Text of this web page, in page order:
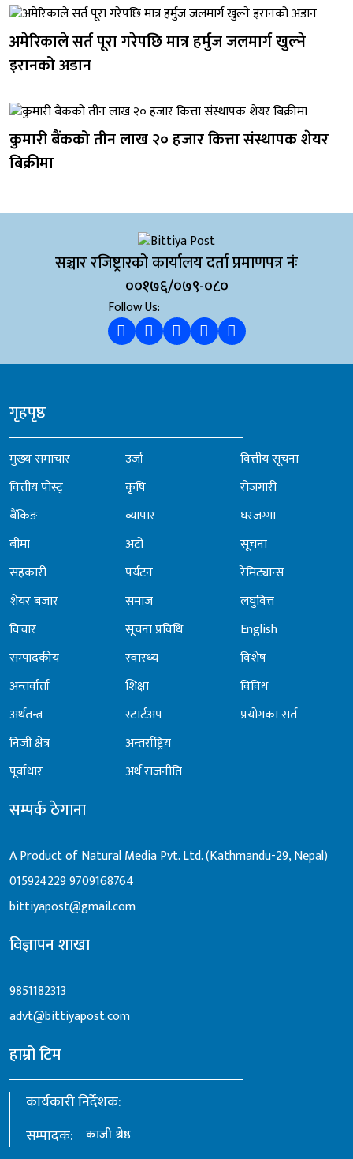
अमेरिकाले सर्त पूरा गरेपछि मात्र हर्मुज जलमार्ग खुल्ने
इरानको अडान
कुमारी बैंकको तीन लाख २० हजार कित्ता संस्थापक शेयर
बिक्रीमा
सञ्चार रजिष्ट्रारको कार्यालय दर्ता प्रमाणपत्र नंः
००१७६/०७९-०८०
Follow Us:
गृहपृष्ठ
मुख्य समाचार
वित्तीय पोस्ट्
बैंकिङ
बीमा
सहकारी
शेयर बजार
विचार
सम्पादकीय
अन्तर्वार्ता
अर्थतन्त्र
निजी क्षेत्र
पूर्वाधार
उर्जा
कृषि
व्यापार
अटो
पर्यटन
समाज
सूचना प्रविधि
स्वास्थ्य
शिक्षा
स्टार्टअप
अन्तर्राष्ट्रिय
अर्थ राजनीति
वित्तीय सूचना
रोजगारी
घरजग्गा
सूचना
रेमिट्यान्स
लघुवित्त
English
विशेष
विविध
प्रयोगका सर्त
सम्पर्क ठेगाना
A Product of Natural Media Pvt. Ltd. (Kathmandu-29, Nepal)
0159242299709168764
bittiyapost@gmail.com
विज्ञापन शाखा
9851182313
advt@bittiyapost.com
हाम्रो टिम
कार्यकारी निर्देशक:
सम्पादक:
काजी श्रेष्ठ